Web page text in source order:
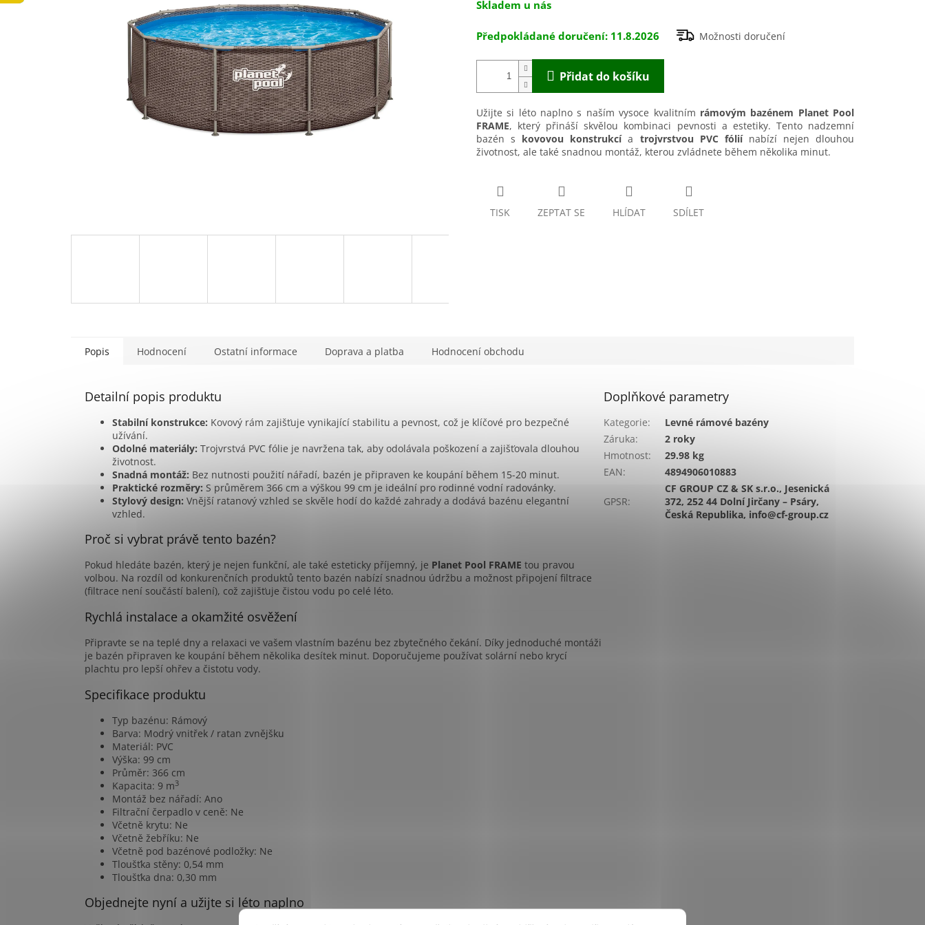
5
cena:
Skladem u nás
11.8.2026 Možnosti doručení
Přidat do košíku
Užijte si léto naplno s naším vysoce kvalitním rámovým bazénem Planet Pool
FRAME, který přináší skvělou kombinaci pevnosti a estetiky. Tento nadzemní
bazén s kovovou konstrukcía trojvrstvou PVC fóliínabízí nejen dlouhou
životnost, ale také snadnou montáž, kterou zvládnete během několika minut.
TISK ZEPTAT SE HLÍDAT SDÍLET
Popis Hodnocení Ostatní informace Doprava a platba Hodnocení obchodu
Detailní popis produktu
Stabilní konstrukce: Kovový rám zajišťuje vynikající stabilitu a pevnost, což je klíčové pro bezpečné
užívání.
Odolné materiály: Trojvrstvá PVC fólie je navržena tak, aby odolávala poškození a zajišťovala dlouhou
životnost.
Snadná montáž: Bez nutnosti použití nářadí, bazén je připraven ke koupání během 15-20 minut.
Praktické rozměry: S průměrem 366 cm a výškou 99 cm je ideální pro rodinné vodní radovánky.
Stylový design: Vnější ratanový vzhled se skvěle hodí do každé zahrady a dodává bazénu elegantní
vzhled.
Proč si vybrat právě tento bazén?
Pokud hledáte bazén, který je nejen funkční, ale také esteticky příjemný, je Planet Pool FRAME tou pravou
volbou. Na rozdíl od konkurenčních produktů tento bazén nabízí snadnou údržbu a možnost připojení filtrace
(filtrace není součástí balení), což zajišťuje čistou vodu po celé léto.
Rychlá instalace a okamžité osvěžení
Připravte se na teplé dny a relaxaci ve vašem vlastním bazénu bez zbytečného čekání. Díky jednoduché montáži
je bazén připraven ke koupání během několika desítek minut. Doporučujeme používat solární nebo krycí
plachtu pro lepší ohřev a čistotu vody.
Specifikace produktu
Typ bazénu: Rámový
Barva: Modrý vnitřek / ratan zvnějšku
Materiál: PVC
Výška: 99 cm
Průměr: 366 cm
Kapacita: 9 m3
Montáž bez nářadí: Ano
Filtrační čerpadlo v ceně: Ne
Včetně krytu: Ne
Včetně žebříku: Ne
Včetně pod bazénové podložky: Ne
Tloušťka stěny: 0,54 mm
Tloušťka dna: 0,30 mm
Objednejte nyní a užijte si léto naplno
Doplňkové parametry
Kategorie:
Levné rámové bazény
Záruka:
2 roky
Hmotnost:
29.98 kg
EAN: 4894906010883
GPSR:
CF GROUP CZ & SK s.r.o., Jesenická
372, 252 44 Dolní Jirčany – Psáry,
Česká Republika, info@cf-group.cz